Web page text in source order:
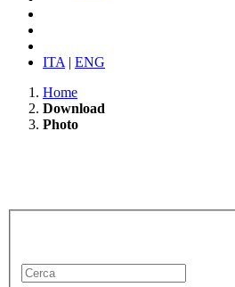
ITA | ENG
Home
Download
Photo